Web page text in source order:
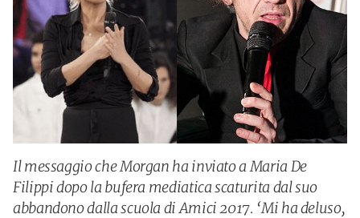
Il messaggio che Morgan ha inviato a Maria De
Filippi dopo la bufera mediatica scaturita dal suo
abbandono dalla scuola di Amici 2017. ‘Mi ha deluso,